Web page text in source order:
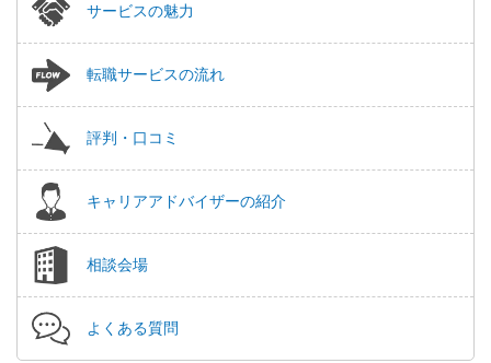
サービスの魅力
転職サービスの流れ
評判・口コミ
キャリアアドバイザーの紹介
相談会場
よくある質問